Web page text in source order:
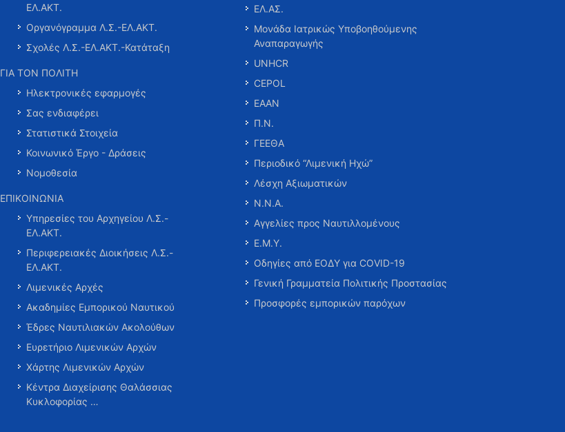
ΕΛ.ΑΚΤ.
Οργανόγραμμα Λ.Σ.-ΕΛ.ΑΚΤ.
Σχολές Λ.Σ.-ΕΛ.ΑΚΤ.-Κατάταξη
ΓΙΑ ΤΟΝ ΠΟΛΙΤΗ
Ηλεκτρονικές εφαρμογές
Σας ενδιαφέρει
Στατιστικά Στοιχεία
Κοινωνικό Έργο - Δράσεις
Νομοθεσία
ΕΠΙΚΟΙΝΩΝΙΑ
Υπηρεσίες του Αρχηγείου Λ.Σ.-
ΕΛ.ΑΚΤ.
Περιφερειακές Διοικήσεις Λ.Σ.-
ΕΛ.ΑΚΤ.
Λιμενικές Αρχές
Ακαδημίες Εμπορικού Ναυτικού
Έδρες Ναυτιλιακών Ακολούθων
Ευρετήριο Λιμενικών Αρχών
Χάρτης Λιμενικών Αρχών
Κέντρα Διαχείρισης Θαλάσσιας
Κυκλοφορίας …
ΕΛ.ΑΣ.
Μονάδα Ιατρικώς Υποβοηθούμενης
Αναπαραγωγής
UNHCR
CEPOL
ΕΑΑΝ
Π.Ν.
ΓΕΕΘΑ
Περιοδικό “Λιμενική Ηχώ”
Λέσχη Αξιωματικών
Ν.Ν.Α.
Αγγελίες προς Ναυτιλλομένους
Ε.Μ.Υ.
Οδηγίες από ΕΟΔΥ για COVID-19
Γενική Γραμματεία Πολιτικής Προστασίας
Προσφορές εμπορικών παρόχων